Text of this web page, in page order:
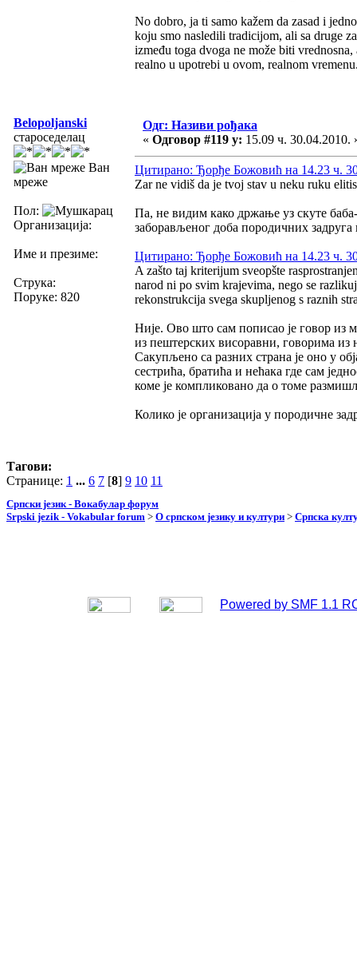
No dobro, ja ti samo kažem da zasad i
koju smo nasledili tradicijom, ali sa druge
između toga dvoga ne može biti
realno u upotrebi u ovom, realnom
Belopoljanski
староседелац
Ван
мреже
Пол:
Организација:
Име и презиме:
Струка:
Поруке: 820
Одг: Називи рођака
« Одговор #119 у: 15.09 ч. 30.04.2010.
Цитирано: Ђорђе Божовић на 14.23 ч.
Zar ne vidiš da je tvoj stav u neku ruku
Па, не видим како држање уз скуте
заборављеног доба породичних
Цитирано: Ђорђе Божовић на 14.23 ч.
A zašto taj kriterijum sveopšte
narod ni po svim krajevima, nego se
rekonstrukcija svega skupljenog s raznih
Није. Ово што сам пописао је говор из
из пештерских висоравни, говорима из
Сакупљено са разних страна је оно у
сестрића, братића и нећака где сам
коме је компликовано да о томе
Колико је организација у породичне
Тагови:
Странице: 1 ... 6 7 [8] 9 10 11
Српски језик - Вокабулар форум
Srpski jezik - Vokabular forum > О српском језику и култури > Српска
Powered by SMF 1.1